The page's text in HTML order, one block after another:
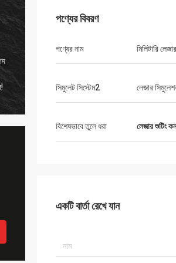
আমি হোলোগ্রাফিক দৃষ্টিভঙ্গি পেয়েছি এবং বর্তমানে আমি এটি
পরীক্ষা করছি, এবং এটি বিজ্ঞাপন হিসাবে ভাল কাজ করছে বলে
মনে হচ্ছে।আমি লেন্সে কিছু দাগ বা আঙুলের ছাপ লক্ষ্য
করেছিকিছু ছোটখাট জিনিস আছে যা পরিবর্তন বা উন্নত করা
যেতে পারে, কিন্তু আমি তাদের অনুমান করব
পণ্যের বিবরণ
পণ্যের নাম মিলিটারি
সিমুলেট সিস্টেম2 লেজার
বিশেষভাবে তুলে ধরা লেজার শুটিং
একটি বার্তা রেখে যান